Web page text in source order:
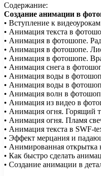
Содержание:
Создание анимации в
• Вступление к
• Анимация текста в
• Анимация в фотошопе.
• Анимация в фотошопе.
• Анимация в фотошопе.
• Анимация снега в
• Анимация воды в
• Анимация воды в
• Анимация волн в
• Анимация из видео в
• Анимация огня. Горящий
• Анимация огня. Пламя
• Анимация текста в SWF-
• Эффект мерцания и
• Анимированная открытка
• Как быстро сделать
• Создание анимации в